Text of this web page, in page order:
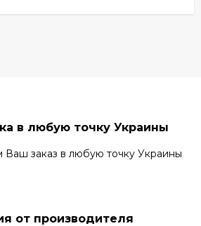
в любую точку Украины
Ваш заказ в любую точку Украины
от производителя